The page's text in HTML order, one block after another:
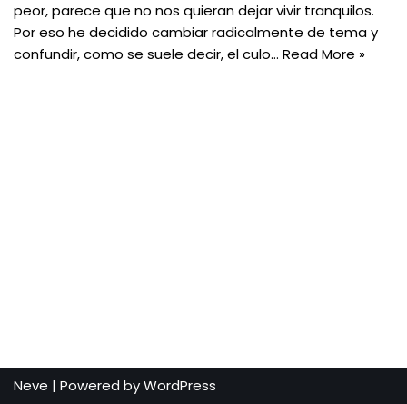
peor, parece que no nos quieran dejar vivir tranquilos.
Por eso he decidido cambiar radicalmente de tema y
confundir, como se suele decir, el culo… Read More »
Neve | Powered byWordPress